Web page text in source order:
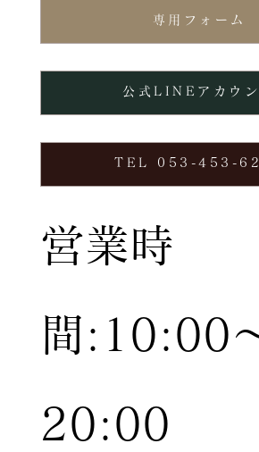
専用フォーム
TEL 053-453-
公式LINEアカウン
営業時
間:10:00
20:00